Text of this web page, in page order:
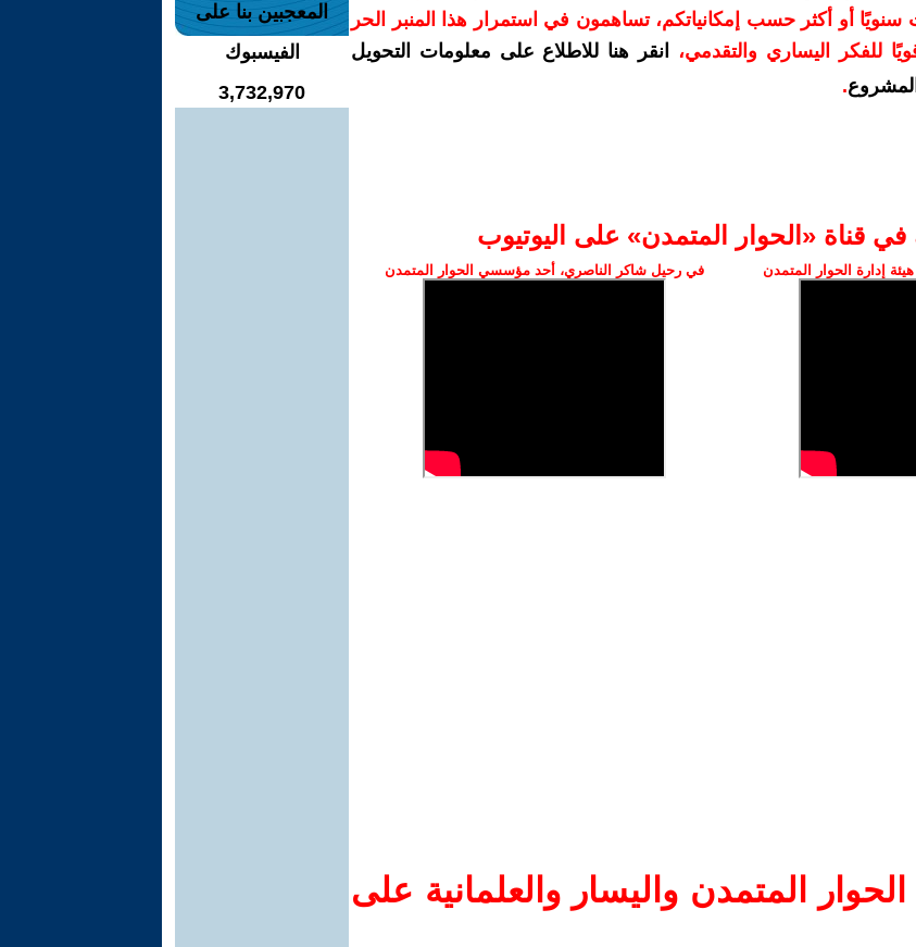
10 دولارات سنويًا أو أكثر حسب إمكانياتكم، تساهمون في استمرار هذا المنبر الحر
للفكر اليساري والتقدمي،
انقر هنا للاطلاع على معلومات التحويل
.
قناة ‫«الحوار المتمدن» على اليوتيوب
إدارة الحوار المتمدن في رحيل شاكر الناصري، أحد مؤسسي الحوار المتمدن
المتمدن واليسار والعلمانية على
المعجبين بنا على
الفيسبوك
3,732,970